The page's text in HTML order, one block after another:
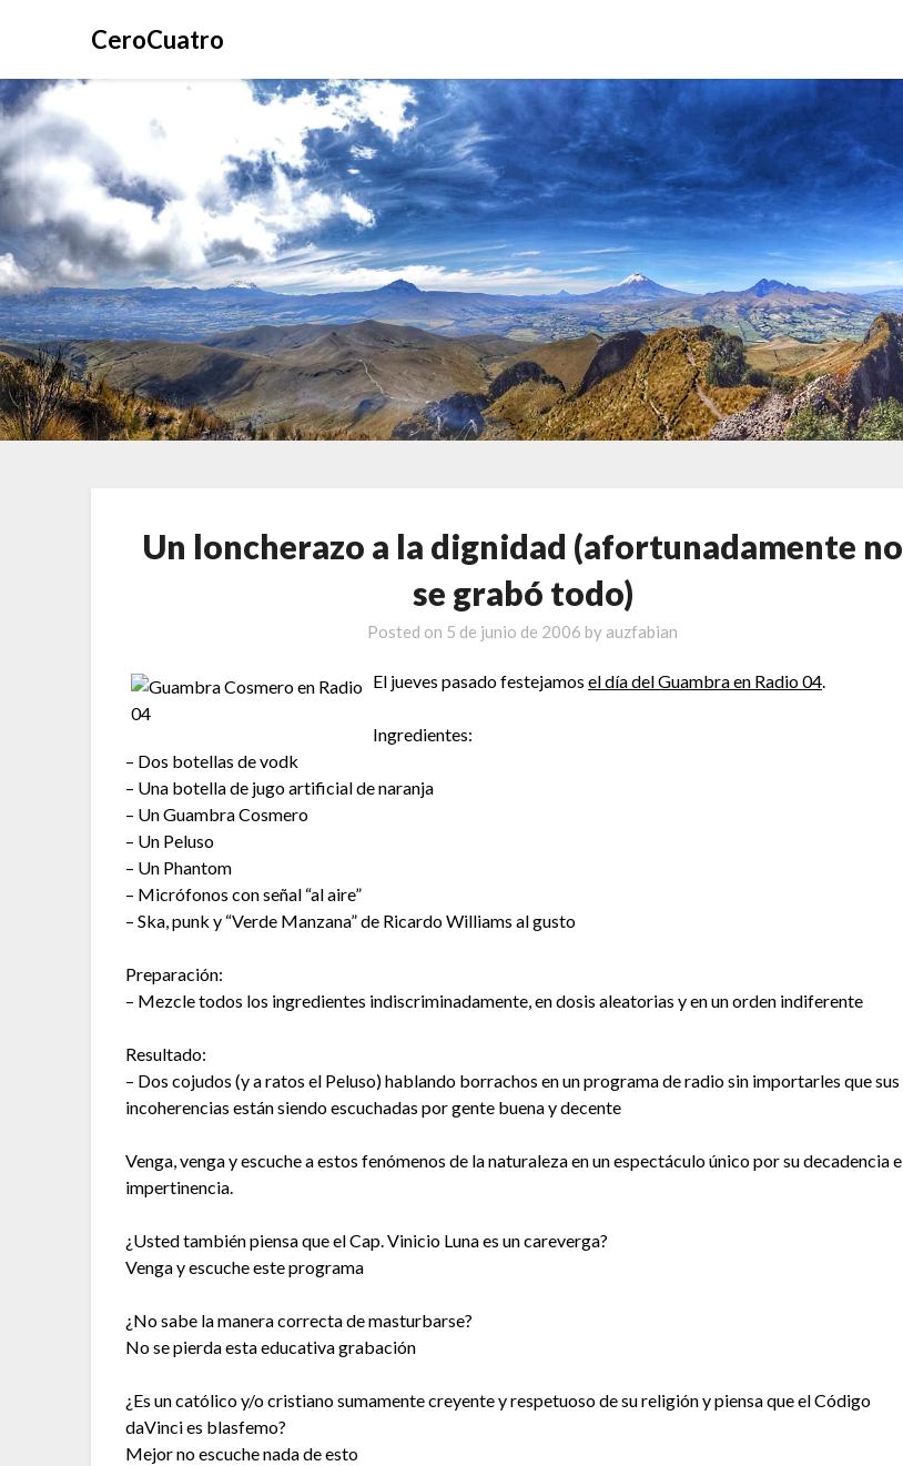
CeroCuatro
Un loncherazo a la dignidad (afortunadamente no
se grabó todo)
Posted on 5 de junio de 2006 by auzfabian
El jueves pasado festejamosel día del Guambra en Radio 04.
Ingredientes:
– Dos botellas de vodk
– Una botella de jugo artificial de naranja
– Un Guambra Cosmero
– Un Peluso
– Un Phantom
– Micrófonos con señal “al aire”
– Ska, punk y “Verde Manzana” de Ricardo Williams al gusto
Preparación:
– Mezcle todos los ingredientes indiscriminadamente, en dosis aleatorias y en un orden indiferente
Resultado:
– Dos cojudos (y a ratos el Peluso) hablando borrachos en un programa de radio sin importarles que sus
incoherencias están siendo escuchadas por gente buena y decente
Venga, venga y escuche a estos fenómenos de la naturaleza en un espectáculo único por su decadencia e
impertinencia.
¿Usted también piensa que el Cap. Vinicio Luna es un careverga?
Venga y escuche este programa
¿No sabe la manera correcta de masturbarse?
No se pierda esta educativa grabación
¿Es un católico y/o cristiano sumamente creyente y respetuoso de su religión y piensa que el Código
daVinci es blasfemo?
Mejor no escuche nada de esto